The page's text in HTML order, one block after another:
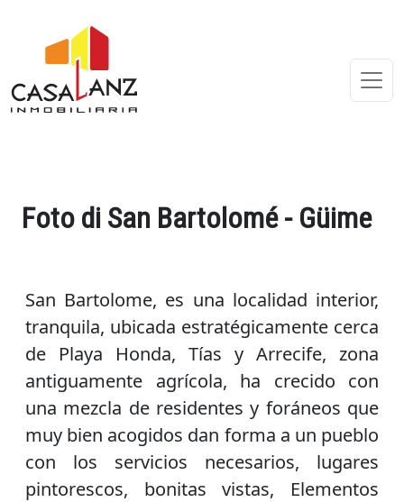
Foto di San Bartolomé - Güime
San Bartolome, es una localidad interior,
tranquila, ubicada estratégicamente cerca
de Playa Honda, Tías y Arrecife, zona
antiguamente agrícola, ha crecido con
una mezcla de residentes y foráneos que
muy bien acogidos dan forma a un pueblo
con los servicios necesarios, lugares
pintorescos, bonitas vistas, Elementos